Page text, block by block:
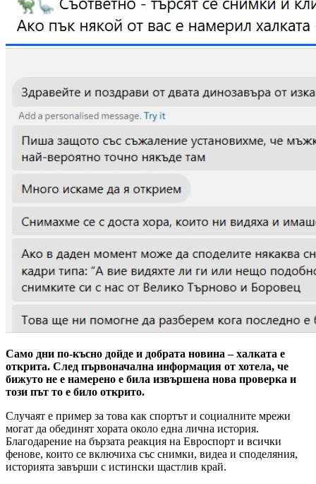
Само дни по-късно дойде и добрата новина – халката е
открита. След първоначална информация от хотела, че
бижуто не е намерено е била извършена нова проверка и
този път то е било открито.
Случаят е пример за това как спортът и социалните мрежи
могат да обединят хората около една лична история.
Благодарение на бързата реакция на Евроспорт и всички
фенове, които се включиха със снимки, видеа и споделяния,
историята завърши с истински щастлив край.